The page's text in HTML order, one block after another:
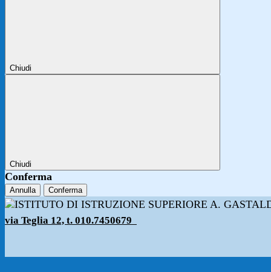
Chiudi
Chiudi
Conferma
Annulla Conferma
via Teglia 12, t. 010.7450679